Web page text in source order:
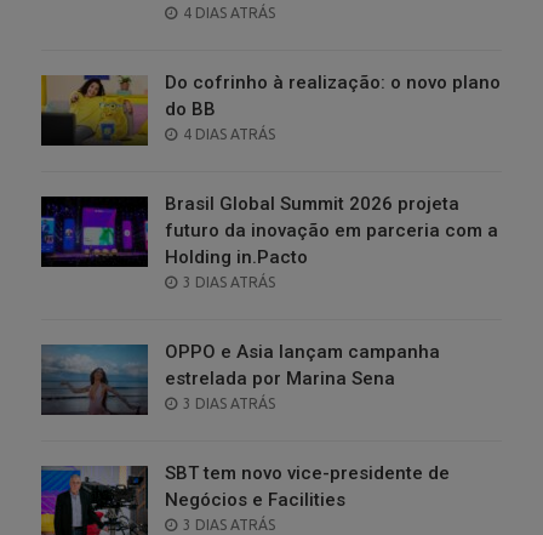
POSTED
4 DIAS ATRÁS
Do cofrinho à realização: o novo plano
do BB
POSTED
4 DIAS ATRÁS
Brasil Global Summit 2026 projeta
futuro da inovação em parceria com a
Holding in.Pacto
POSTED
3 DIAS ATRÁS
OPPO e Asia lançam campanha
estrelada por Marina Sena
POSTED
3 DIAS ATRÁS
SBT tem novo vice-presidente de
Negócios e Facilities
POSTED
3 DIAS ATRÁS